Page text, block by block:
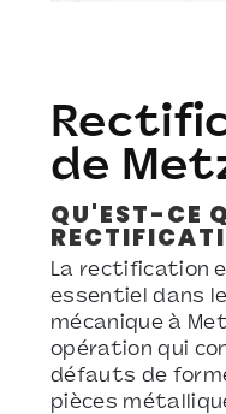
de
QU'EST-CE
La rectification
essentiel dans
mécanique à
opération qui
défauts de
pièces